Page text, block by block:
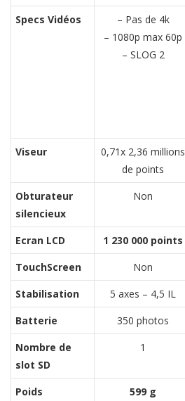
Specs Vidéos
– Pas de 4k
– 1080p max 60p
– SLOG 2
Viseur
0,71x 2,36 millions
de points
Obturateur
silencieux
Non
Ecran LCD 1 230 000 points
TouchScreen
Non
Stabilisation
5 axes – 4,5 IL
Batterie
350 photos
Nombre de
slot SD
1
Poids 599 g